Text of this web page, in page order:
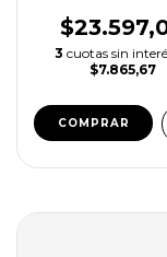
3 cuotas sin
$7.865,67